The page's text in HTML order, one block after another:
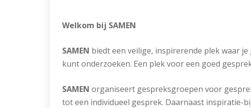
Welkom bij SAMEN
SAMEN biedt een veilige, inspirerende plek waar
kunt onderzoeken. Een plek voor een goed
SAMEN organiseert gespreksgroepen voor
tot een individueel gesprek. Daarnaast inspiratie-